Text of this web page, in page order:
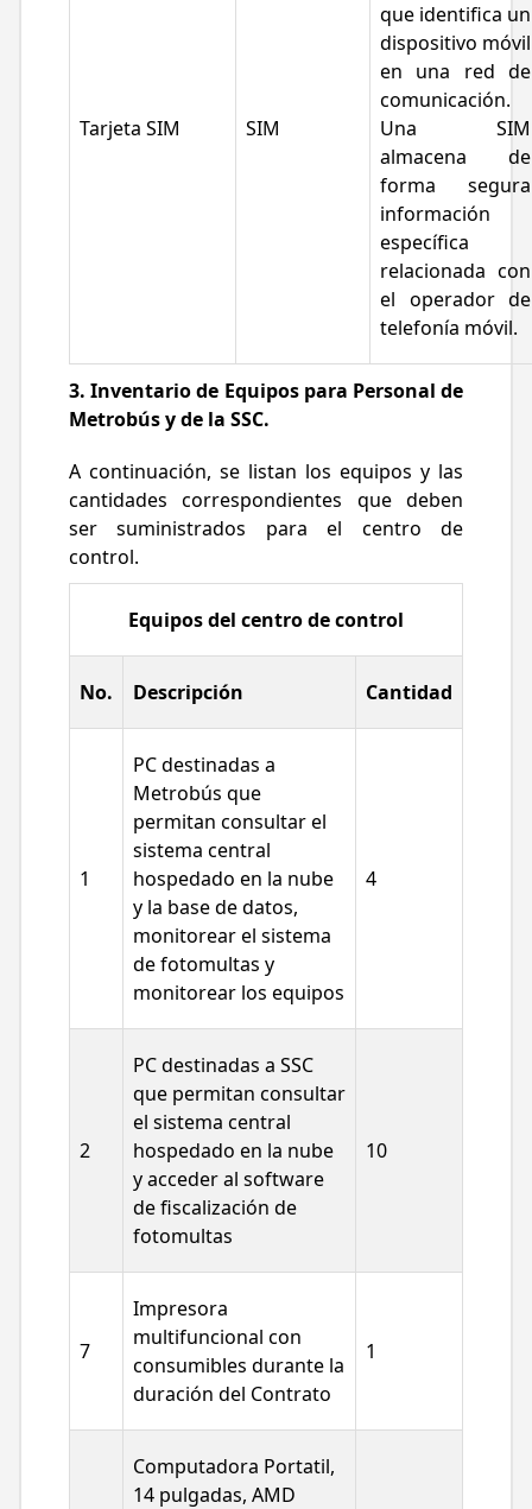
Tarjeta SIM SIM
que identifica un
dispositivo móvil
en una red de
comunicación.
Una SIM
almacena de
forma segura
información
específica
relacionada con
el operador de
telefonía móvil.
3. Inventario de Equipos para Personal de
Metrobús y de la SSC.
A continuación, se listan los equipos y las
cantidades correspondientes que deben
ser suministrados para el centro de
control.
Equipos del centro de control
No. Descripción Cantidad
1
PC destinadas a
Metrobús que
permitan consultar el
sistema central
hospedado en la nube
y la base de datos,
monitorear el sistema
de fotomultas y
monitorear los equipos
4
2
PC destinadas a SSC
que permitan consultar
el sistema central
hospedado en la nube
y acceder al software
de fiscalización de
fotomultas
10
7
Impresora
multifuncional con
consumibles durante la
duración del Contrato
1
Computadora Portatil,
14 pulgadas, AMD